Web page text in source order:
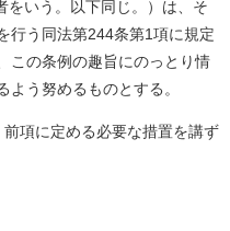
をいう。以下同じ。）は、そ
行う同法第244条第1項に規定
この条例の趣旨にのっとり情
う努めるものとする。
項に定める必要な措置を講ず